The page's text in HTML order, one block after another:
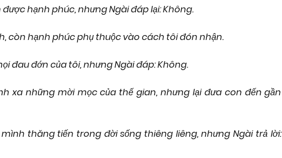
hạnh phúc, nhưng Ngài đáp lại: Không.
còn hạnh phúc phụ thuộc vào cách tôi đón nhận.
đau đớn của tôi, nhưng Ngài đáp: Không.
xa những mời mọc của thế gian, nhưng lại đưa con đến gần
thăng tiến trong đời sống thiêng liêng, nhưng Ngài trả lời: